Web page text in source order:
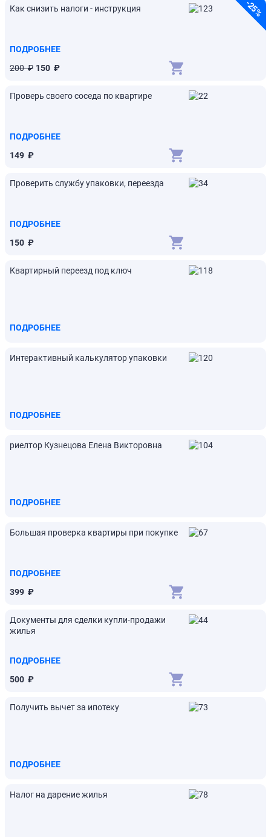
-
25
%
Как снизить налоги - инструкция
ПОДРОБНЕЕ
200₽ 150 ₽
Проверь своего соседа по квартире
ПОДРОБНЕЕ
149 ₽
Проверить службу упаковки, переезда
ПОДРОБНЕЕ
150 ₽
Квартирный переезд под ключ
ПОДРОБНЕЕ
Интерактивный калькулятор упаковки
ПОДРОБНЕЕ
риелтор Кузнецова Елена Викторовна
ПОДРОБНЕЕ
Большая проверка квартиры при покупке
ПОДРОБНЕЕ
399 ₽
Документы для сделки купли-продажи
жилья
ПОДРОБНЕЕ
500 ₽
Получить вычет за ипотеку
ПОДРОБНЕЕ
Налог на дарение жилья